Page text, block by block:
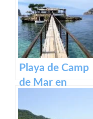
belleza de
Menorca
Playa de Camp
de Mar en